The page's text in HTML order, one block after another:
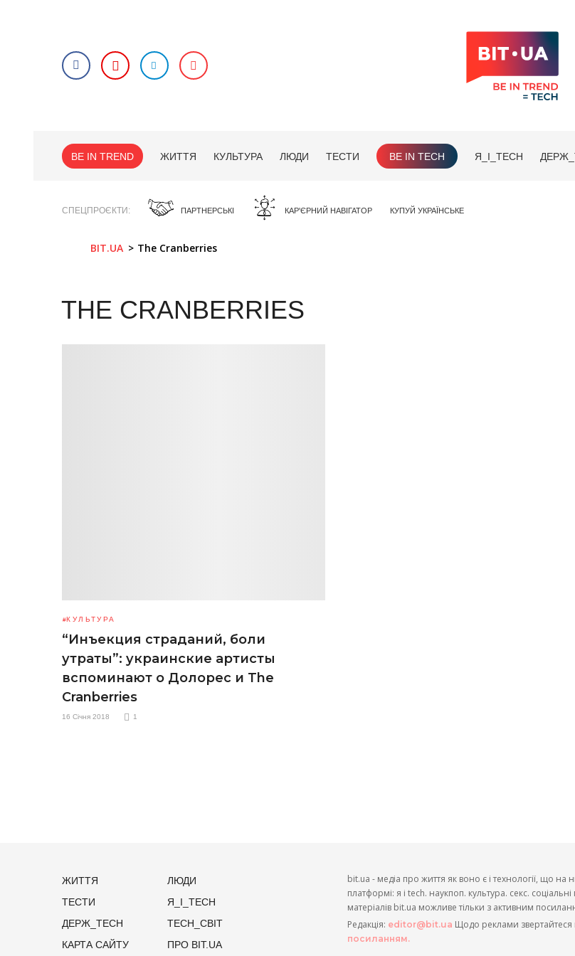
BE IN TREND ЖИТТЯ КУЛЬТУРА ЛЮДИ ТЕСТИ BE IN TECH Я_І_TECH
СПЕЦПРОЄКТИ ПАРТНЕРСЬКІ КАР'ЄРНИЙ НАВІГАТОР КУПУЙ УКРАЇНСЬКЕ
BIT.UA The Cranberries
THE CRANBERRIES
КУЛЬТУРА
“Инъекция страданий, боли
утраты”: украинские артисты
вспоминают о Долорес и The
Cranberries
16 Січня 2018 1
ЖИТТЯ
ЛЮДИ
ТЕСТИ
Я_І_TECH
ДЕРЖ_TECH
TECH_СВІТ
КАРТА САЙТУ
ПРО BIT.UA
bit.ua - медіа про життя як воно є і технології, що на
платформі: я і tech. наукпоп. культура. секс.
матеріалів bit.ua можливе тільки з активним
Редакція: editor@bit.ua Щодо реклами
посиланням.